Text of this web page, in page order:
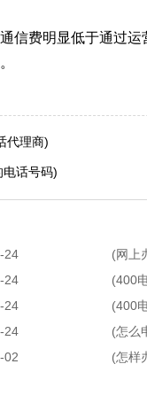
信费明显低于通过
代理商)
话号码)
24
(网上
24
(400
24
(400
24
(怎么
02
(怎样